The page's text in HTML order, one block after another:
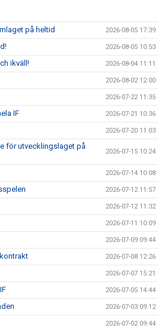
på heltid 2026-08-05 17:39
2026-08-05 10:53
ikväll! 2026-08-04 11:11
2026-08-02 12:00
2026-07-22 11:35
IF 2026-07-21 10:36
2026-07-20 11:03
för utvecklingslaget på
2026-07-15 10:24
2026-07-14 10:08
2026-07-12 11:57
2026-07-12 11:32
2026-07-11 10:09
2026-07-09 09:44
2026-07-08 12:26
2026-07-07 15:21
2026-07-05 14:44
2026-07-03 09:12
2026-07-02 09:44